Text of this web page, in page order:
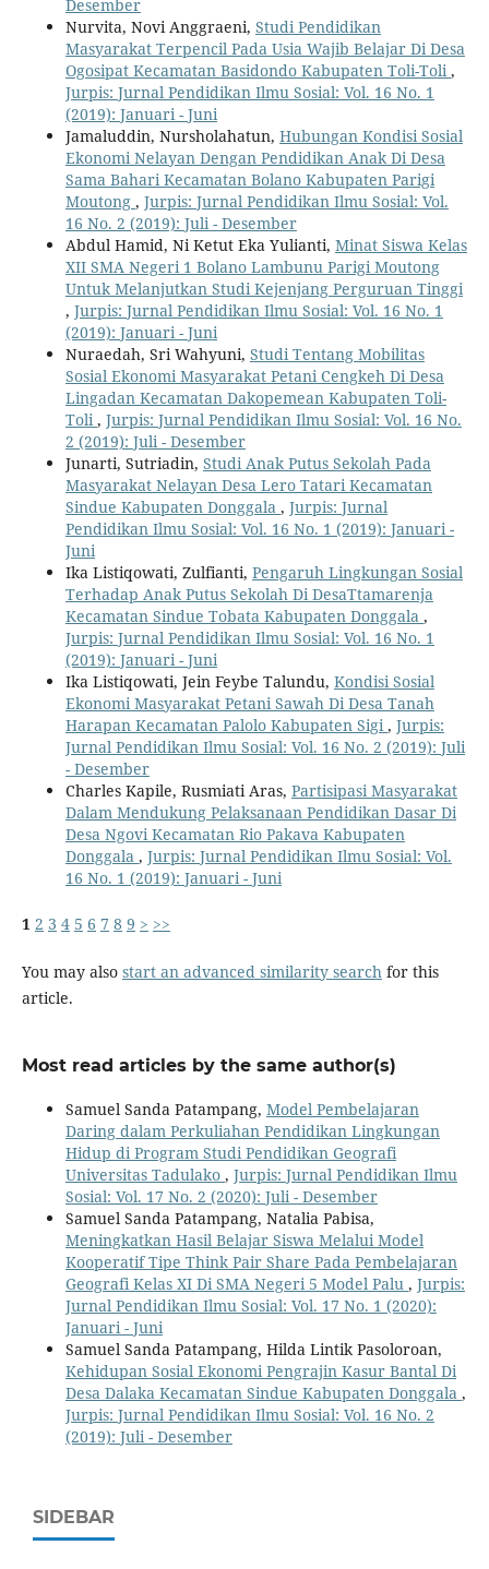
Desember
Nurvita, Novi Anggraeni, Studi Pendidikan
Masyarakat Terpencil Pada Usia Wajib Belajar Di Desa
Ogosipat Kecamatan Basidondo Kabupaten Toli-Toli ,
Jurpis: Jurnal Pendidikan Ilmu Sosial: Vol. 16 No. 1
(2019): Januari - Juni
Jamaluddin, Nursholahatun, Hubungan Kondisi Sosial
Ekonomi Nelayan Dengan Pendidikan Anak Di Desa
Sama Bahari Kecamatan Bolano Kabupaten Parigi
Moutong , Jurpis: Jurnal Pendidikan Ilmu Sosial: Vol.
16 No. 2 (2019): Juli - Desember
Abdul Hamid, Ni Ketut Eka Yulianti, Minat Siswa Kelas
XII SMA Negeri 1 Bolano Lambunu Parigi Moutong
Untuk Melanjutkan Studi Kejenjang Perguruan Tinggi
, Jurpis: Jurnal Pendidikan Ilmu Sosial: Vol. 16 No. 1
(2019): Januari - Juni
Nuraedah, Sri Wahyuni, Studi Tentang Mobilitas
Sosial Ekonomi Masyarakat Petani Cengkeh Di Desa
Lingadan Kecamatan Dakopemean Kabupaten Toli-
Toli , Jurpis: Jurnal Pendidikan Ilmu Sosial: Vol. 16 No.
2 (2019): Juli - Desember
Junarti, Sutriadin, Studi Anak Putus Sekolah Pada
Masyarakat Nelayan Desa Lero Tatari Kecamatan
Sindue Kabupaten Donggala , Jurpis: Jurnal
Pendidikan Ilmu Sosial: Vol. 16 No. 1 (2019): Januari -
Juni
Ika Listiqowati, Zulfianti, Pengaruh Lingkungan Sosial
Terhadap Anak Putus Sekolah Di DesaTtamarenja
Kecamatan Sindue Tobata Kabupaten Donggala ,
Jurpis: Jurnal Pendidikan Ilmu Sosial: Vol. 16 No. 1
(2019): Januari - Juni
Ika Listiqowati, Jein Feybe Talundu, Kondisi Sosial
Ekonomi Masyarakat Petani Sawah Di Desa Tanah
Harapan Kecamatan Palolo Kabupaten Sigi , Jurpis:
Jurnal Pendidikan Ilmu Sosial: Vol. 16 No. 2 (2019): Juli
- Desember
Charles Kapile, Rusmiati Aras, Partisipasi Masyarakat
Dalam Mendukung Pelaksanaan Pendidikan Dasar Di
Desa Ngovi Kecamatan Rio Pakava Kabupaten
Donggala , Jurpis: Jurnal Pendidikan Ilmu Sosial: Vol.
16 No. 1 (2019): Januari - Juni
1 2 3 4 5 6 7 8 9 > >>
You may also start an advanced similarity search for this
article.
Most read articles by the same author(s)
Samuel Sanda Patampang, Model Pembelajaran
Daring dalam Perkuliahan Pendidikan Lingkungan
Hidup di Program Studi Pendidikan Geografi
Universitas Tadulako , Jurpis: Jurnal Pendidikan Ilmu
Sosial: Vol. 17 No. 2 (2020): Juli - Desember
Samuel Sanda Patampang, Natalia Pabisa,
Meningkatkan Hasil Belajar Siswa Melalui Model
Kooperatif Tipe Think Pair Share Pada Pembelajaran
Geografi Kelas XI Di SMA Negeri 5 Model Palu , Jurpis:
Jurnal Pendidikan Ilmu Sosial: Vol. 17 No. 1 (2020):
Januari - Juni
Samuel Sanda Patampang, Hilda Lintik Pasoloroan,
Kehidupan Sosial Ekonomi Pengrajin Kasur Bantal Di
Desa Dalaka Kecamatan Sindue Kabupaten Donggala ,
Jurpis: Jurnal Pendidikan Ilmu Sosial: Vol. 16 No. 2
(2019): Juli - Desember
SIDEBAR